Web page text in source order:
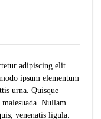
adipiscing elit.
ipsum elementum
urna. Quisque
Nullam
venenatis ligula.